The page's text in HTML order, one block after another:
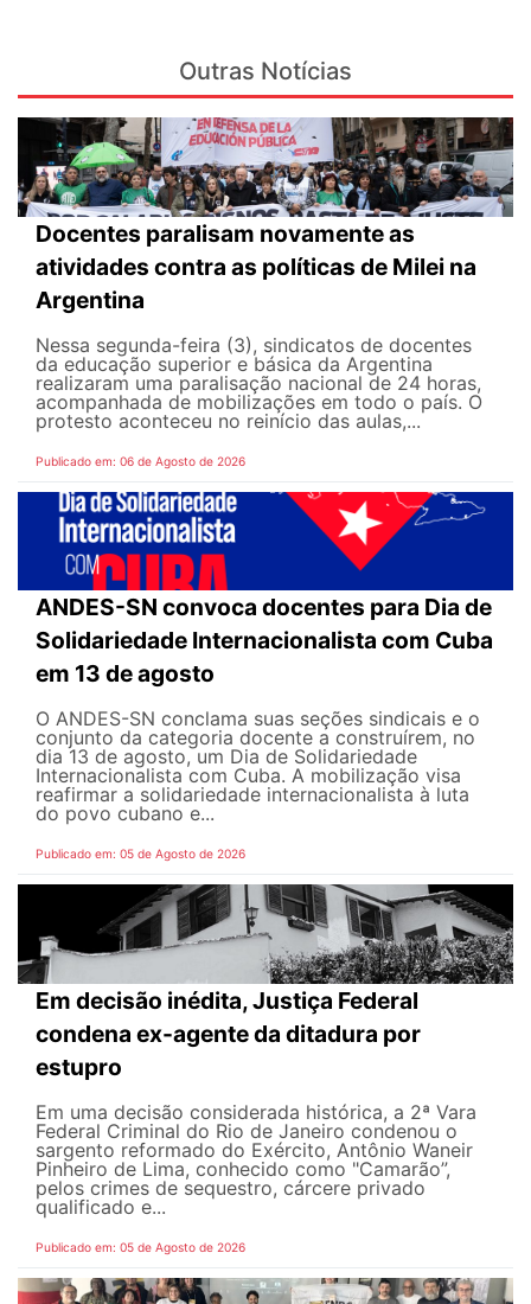
Outras Notícias
Docentes paralisam novamente as
atividades contra as políticas de Milei na
Argentina
Nessa segunda-feira (3), sindicatos de docentes
da educação superior e básica da Argentina
realizaram uma paralisação nacional de 24 horas,
acompanhada de mobilizações em todo o país. O
protesto aconteceu no reinício das aulas,...
Publicado em: 06 de Agosto de 2026
ANDES-SN convoca docentes para Dia de
Solidariedade Internacionalista com Cuba
em 13 de agosto
O ANDES-SN conclama suas seções sindicais e o
conjunto da categoria docente a construírem, no
dia 13 de agosto, um Dia de Solidariedade
Internacionalista com Cuba. A mobilização visa
reafirmar a solidariedade internacionalista à luta
do povo cubano e...
Publicado em: 05 de Agosto de 2026
Em decisão inédita, Justiça Federal
condena ex-agente da ditadura por
estupro
Em uma decisão considerada histórica, a 2ª Vara
Federal Criminal do Rio de Janeiro condenou o
sargento reformado do Exército, Antônio Waneir
Pinheiro de Lima, conhecido como "Camarão”,
pelos crimes de sequestro, cárcere privado
qualificado e...
Publicado em: 05 de Agosto de 2026